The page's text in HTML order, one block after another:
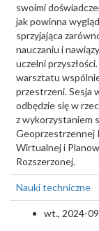
swoimi
jak powinna
sprzyjająca
nauczaniu i
uczelni
warsztatu
przestrzeni. Sesja
odbędzie się w
z wykorzystaniem
Geoprzestrzennej
Wirtualnej i
Rozszerzonej.
Nauki techniczne
wt., 2024-